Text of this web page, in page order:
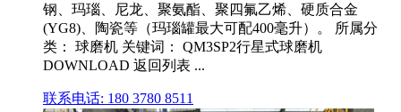
钢、玛瑙、尼龙、聚氨酯、聚四氟乙烯、硬质合金
(YG8)、陶瓷等（玛瑙罐最大可配400毫升）。 所属分
类： 球磨机 关键词： QM3SP2行星式球磨机
DOWNLOAD 返回列表 ...
联系电话: 180 3780 8511